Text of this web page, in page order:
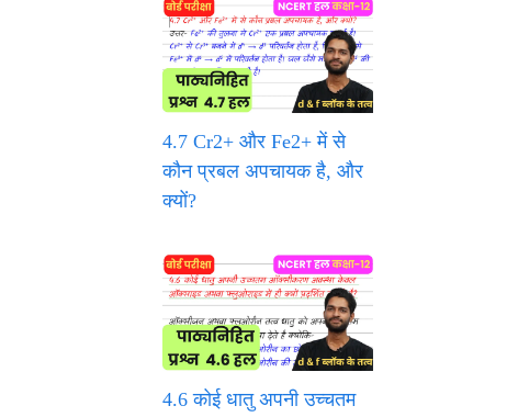
4.7 Cr2+ और Fe2+ में से
कौन प्रबल अपचायक है, और
क्यों?
4.6 कोई धातु अपनी उच्चतम